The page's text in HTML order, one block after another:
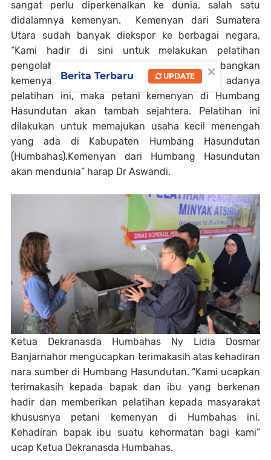
sangat perlu diperkenalkan ke dunia, salah satu
didalamnya kemenyan. Kemenyan dari Sumatera
Utara sudah banyak diekspor ke berbagai negara.
“Kami hadir di sini untuk melakukan pelatihan
pengolahan atsiri termasuk mengembangkan
kemenyan menjadi bahan parfum. Dengan adanya
pelatihan ini, maka petani kemenyan di Humbang
Hasundutan akan tambah sejahtera. Pelatihan ini
dilakukan untuk memajukan usaha kecil menengah
yang ada di Kabupaten Humbang Hasundutan
(Humbahas).Kemenyan dari Humbang Hasundutan
akan mendunia” harap Dr Aswandi.
Ketua Dekranasda Humbahas Ny Lidia Dosmar
Banjarnahor mengucapkan terimakasih atas kehadiran
nara sumber di Humbang Hasundutan. “Kami ucapkan
terimakasih kepada bapak dan ibu yang berkenan
hadir dan memberikan pelatihan kepada masyarakat
khususnya petani kemenyan di Humbahas ini.
Kehadiran bapak ibu suatu kehormatan bagi kami”
ucap Ketua Dekranasda Humbahas.
×
Berita Terbaru UPDATE